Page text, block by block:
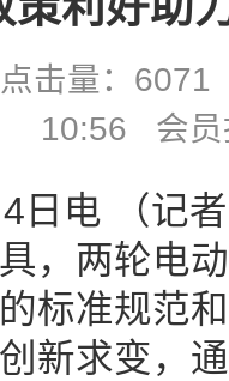
击量：
10:56 会员
日电 （记
，两轮电
标准规范
新求变，